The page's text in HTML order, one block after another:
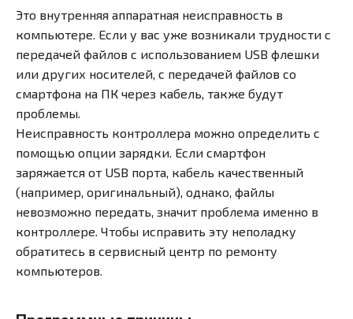
Это внутренняя аппаратная неисправность в
компьютере. Если у вас уже возникали трудности с
передачей файлов с использованием USB флешки
или других носителей, с передачей файлов со
смартфона на ПК через кабель, также будут
проблемы.
Неисправность контроллера можно определить с
помощью опции зарядки. Если смартфон
заряжается от USB порта, кабель качественный
(например, оригинальный), однако, файлы
невозможно передать, значит проблема именно в
контроллере. Чтобы исправить эту неполадку
обратитесь в сервисный центр по ремонту
компьютеров.